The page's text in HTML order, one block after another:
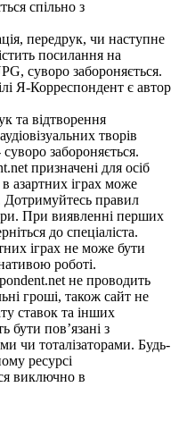
спільно з
передрук, чи наступне
посилання на
суворо забороняється.
Я-Корреспондент є автор
та відтворення
творів
забороняється.
призначені для осіб
азартних іграх може
Дотримуйтесь правил
При виявленні перших
до спеціаліста.
іграх не може бути
роботі.
не проводить
гроші, також сайт не
ставок та інших
бути пов’язані з
чи тоталізаторами. Будь-
ресурсі
виключно в